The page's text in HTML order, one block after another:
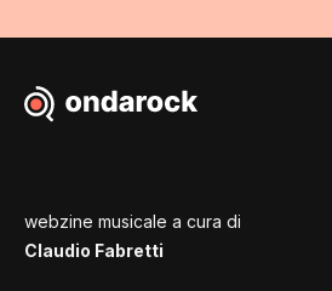
webzine musicale a cura di
Claudio Fabretti